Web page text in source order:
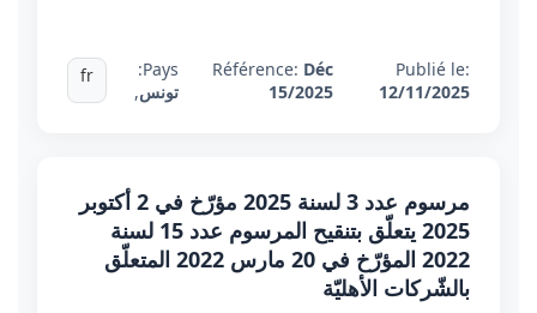
Publié le:
12/11/2025
Référence: Déc
15/2025
Pays:
تونس,
fr
مرسوم عدد 3 لسنة 2025 مؤرّخ في 2 أكتوبر
2025 يتعلّق بتنقيح المرسوم عدد 15 لسنة
2022 المؤرّخ في 20 مارس 2022 المتعلّق
بالشّركات الأهليّة